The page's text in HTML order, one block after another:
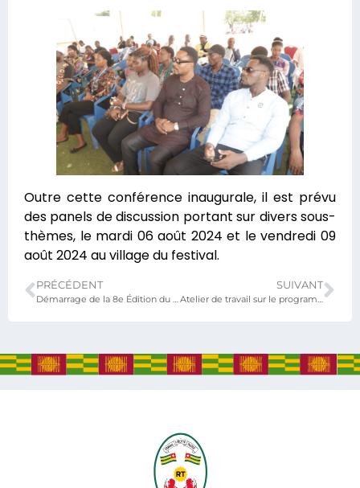
Outre cette conférence inaugurale, il est prévu
des panels de discussion portant sur divers sous-
thèmes, le mardi 06 août 2024 et le vendredi 09
août 2024 au village du festival.
PRÉCÉDENT SUIVANT